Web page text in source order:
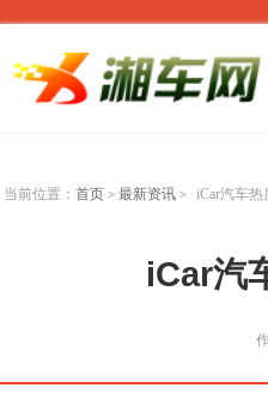
当前位置： 首页 > 最新资讯 > iCar汽车
iCar汽